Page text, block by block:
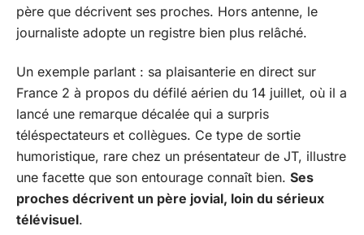
père que décrivent ses proches. Hors antenne, le
journaliste adopte un registre bien plus relâché.
Un exemple parlant : sa plaisanterie en direct sur
France 2 à propos du défilé aérien du 14 juillet, où il a
lancé une remarque décalée qui a surpris
téléspectateurs et collègues. Ce type de sortie
humoristique, rare chez un présentateur de JT, illustre
une facette que son entourage connaît bien. Ses
proches décrivent un père jovial, loin du sérieux
télévisuel.